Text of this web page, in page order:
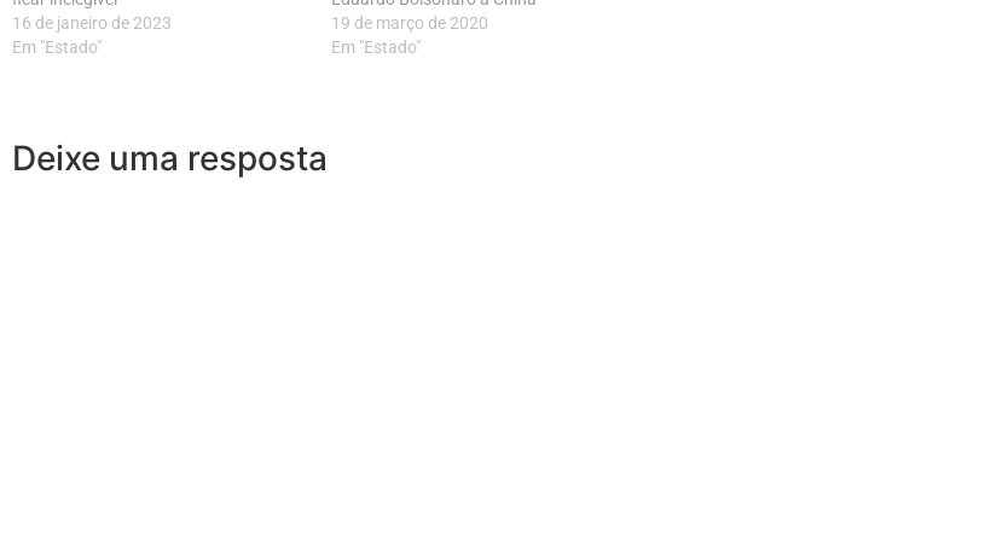
16 de janeiro de 2023
Em "Estado"
19 de março de 2020
Em "Estado"
Deixe uma resposta